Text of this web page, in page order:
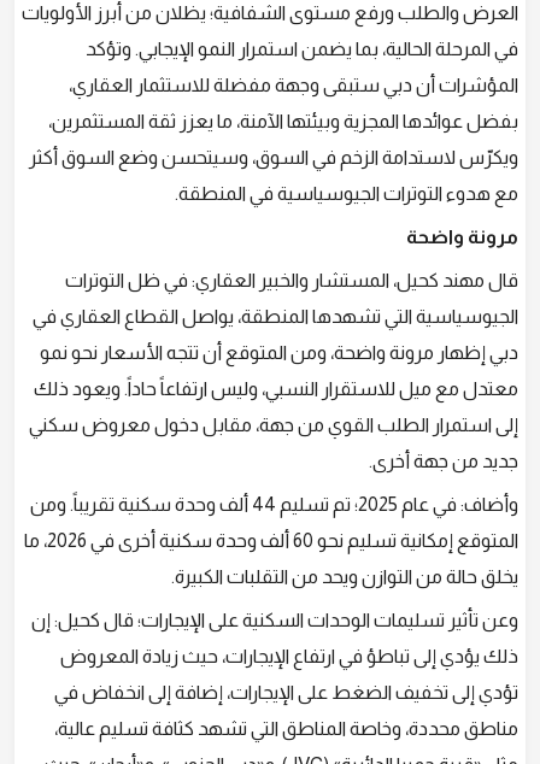
العرض والطلب ورفع مستوى الشفافية؛ يظلان من أبرز الأولويات
في المرحلة الحالية، بما يضمن استمرار النمو الإيجابي. وتؤكد
المؤشرات أن دبي ستبقى وجهة مفضلة للاستثمار العقاري،
بفضل عوائدها المجزية وبيئتها الآمنة، ما يعزز ثقة المستثمرين،
ويكرّس لاستدامة الزخم في السوق، وسيتحسن وضع السوق أكثر
مع هدوء التوترات الجيوسياسية في المنطقة.
مرونة واضحة
قال مهند كحيل، المستشار والخبير العقاري: في ظل التوترات
الجيوسياسية التي تشهدها المنطقة، يواصل القطاع العقاري في
دبي إظهار مرونة واضحة، ومن المتوقع أن تتجه الأسعار نحو نمو
معتدل مع ميل للاستقرار النسبي، وليس ارتفاعاً حاداً. ويعود ذلك
إلى استمرار الطلب القوي من جهة، مقابل دخول معروض سكني
جديد من جهة أخرى.
وأضاف: في عام 2025؛ تم تسليم 44 ألف وحدة سكنية تقريباً. ومن
المتوقع إمكانية تسليم نحو 60 ألف وحدة سكنية أخرى في 2026، ما
يخلق حالة من التوازن ويحد من التقلبات الكبيرة.
وعن تأثير تسليمات الوحدات السكنية على الإيجارات؛ قال كحيل: إن
ذلك يؤدي إلى تباطؤ في ارتفاع الإيجارات، حيث زيادة المعروض
تؤدي إلى تخفيف الضغط على الإيجارات، إضافة إلى انخفاض في
مناطق محددة، وخاصة المناطق التي تشهد كثافة تسليم عالية،